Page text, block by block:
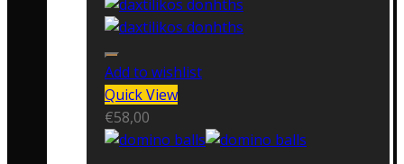
Add to wishlist
Quick View
€58,00